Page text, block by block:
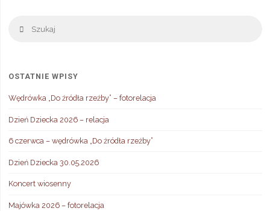
Szukaj
OSTATNIE WPISY
Wędrówka „Do źródła rzeźby” – fotorelacja
Dzień Dziecka 2026 – relacja
6 czerwca – wędrówka „Do źródła rzeźby”
Dzień Dziecka 30.05.2026
Koncert wiosenny
Majówka 2026 – fotorelacja